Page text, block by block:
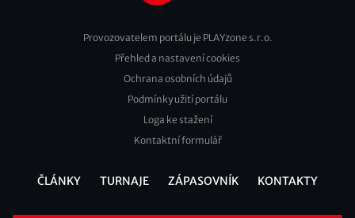
Footer
Provozovatelem portálu je PLAYzone s.r.o.
Přehled a nastavení cookies
Ochrana osobních údajů
Podmínky užití portálu
Loga ke stažení
Kontaktní formulář
ČLÁNKY TURNAJE ZÁPASOVNÍK KONTAKTY